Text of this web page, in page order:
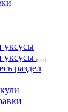
уксусы
уксусы
раздел